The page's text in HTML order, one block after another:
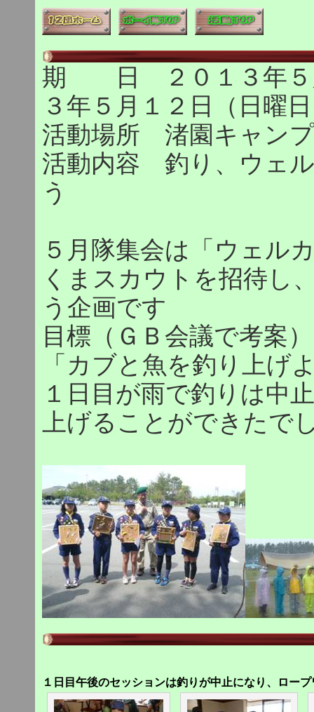
期 日 ２０１３年５
３年５月１２日（日曜
活動場所 渚園キャン
活動内容 釣り、ウェ
う
５月隊集会は「ウェル
くまスカウトを招待し
う企画です
目標（ＧＢ会議で考案
「カブと魚を釣り上げ
１日目が雨で釣りは中
上げることができたで
１日目午後のセッションは釣りが中止になり、ロー